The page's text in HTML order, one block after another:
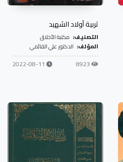
تربية أولاد الشهيد
التصنيف: مكتبة الأخلاق
المؤلف: الدكتور علي القائمي
8923
2022-08-11